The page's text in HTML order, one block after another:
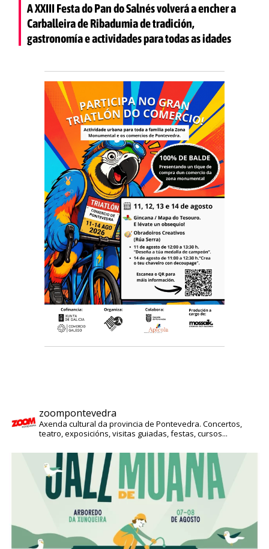
A XXIII Festa do Pan do Salnés volverá a encher a
Carballeira de Ribadumia de tradición,
gastronomía e actividades para todas as idades
zoompontevedra
Axenda cultural da provincia de Pontevedra. Concertos,
teatro, exposicións, visitas guiadas, festas, cursos...